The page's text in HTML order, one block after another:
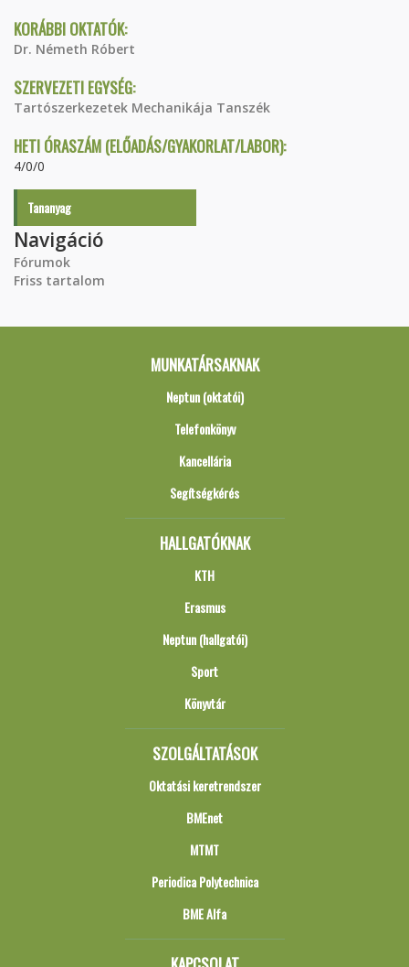
KORÁBBI OKTATÓK:
Dr. Németh Róbert
SZERVEZETI EGYSÉG:
Tartószerkezetek Mechanikája Tanszék
HETI ÓRASZÁM (ELŐADÁS/GYAKORLAT/LABOR):
4/0/0
Tananyag
Navigáció
Fórumok
Friss tartalom
MUNKATÁRSAKNAK
Neptun (oktatói)
Telefonkönyv
Kancellária
Segítségkérés
HALLGATÓKNAK
KTH
Erasmus
Neptun (hallgatói)
Sport
Könyvtár
SZOLGÁLTATÁSOK
Oktatási keretrendszer
BMEnet
MTMT
Periodica Polytechnica
BME Alfa